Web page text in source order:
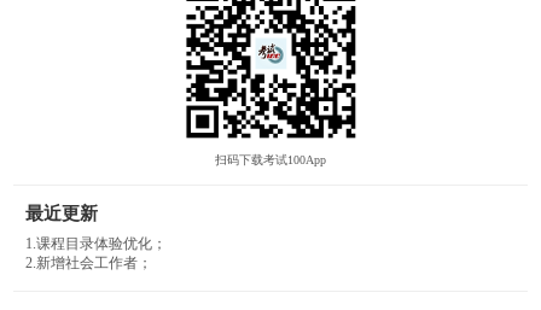
扫码下载考试100App
最近更新
1.课程目录体验优化；
2.新增社会工作者；